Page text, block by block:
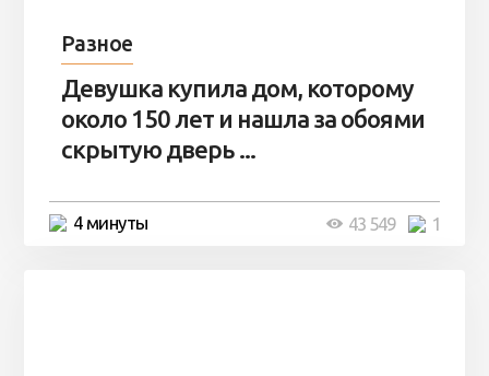
Разное
Девушка купила дом, которому
около 150 лет и нашла за обоями
скрытую дверь ...
4 минуты 1
43 549